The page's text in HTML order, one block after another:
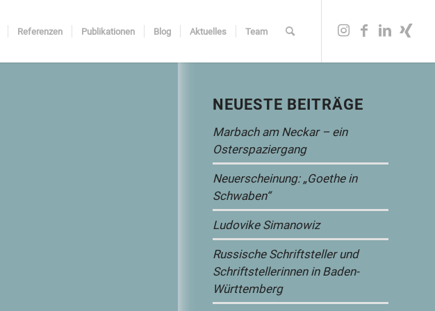
Referenzen Publikationen Blog Aktuelles Team
NEUESTE BEITRÄGE
Marbach am Neckar – ein
Osterspaziergang
Neuerscheinung: „Goethe in
Schwaben“
Ludovike Simanowiz
Russische Schriftsteller und
Schriftstellerinnen in Baden-
Württemberg